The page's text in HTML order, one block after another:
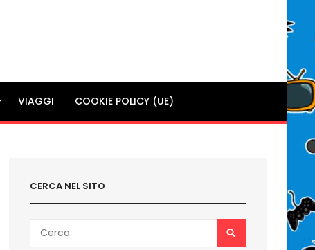
VIAGGI COOKIE POLICY (UE)
CERCA NEL SITO
for: